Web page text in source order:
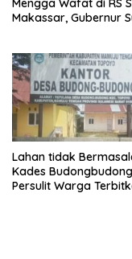
Mengga Wafat di RS
Makassar, Gubernur
Lahan tidak
Kades Budongbudong
Persulit Warga